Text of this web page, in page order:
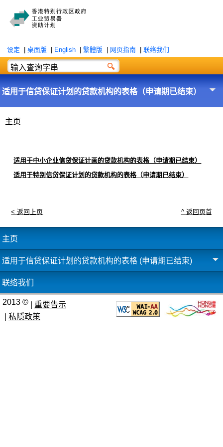
设定 桌面版 English 繁體版 网页指南 联络我们
适用于信贷保证计划的贷款机构的表格（申请期已结束）
主页
适用于中小企业信贷保证计画的贷款机构的表格（申请期已结束）
适用于特别信贷保证计划的贷款机构的表格（申请期已结束）
< 返回上页 ^ 返回页首
主页
适用于信贷保证计划的贷款机构的表格 (申请期已结束)
联络我们
2013 ©
重要告示
私隱政策